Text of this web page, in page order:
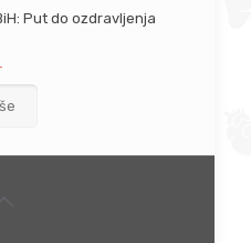
Put do ozdravljenja